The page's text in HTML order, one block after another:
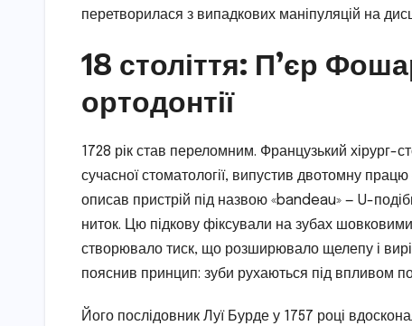
перетворилася з випадкових маніпуляцій на
18 століття: П’єр
ортодонтії
1728 рік став переломним. Французький
сучасної стоматології, випустив двотомну
описав пристрій під назвою «bandeau» — U-
ниток. Цю підкову фіксували на зубах
створювало тиск, що розширювало щелепу і
пояснив принцип: зуби рухаються під впливом
Його послідовник Луї Бурде у 1757 році